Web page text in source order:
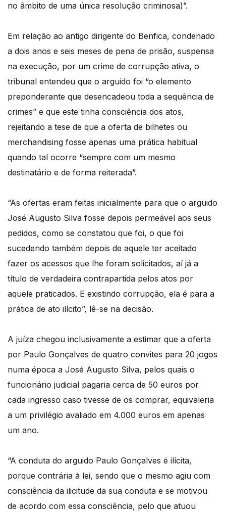
no âmbito de uma única resolução criminosa)”.
Em relação ao antigo dirigente do Benfica, condenado
a dois anos e seis meses de pena de prisão, suspensa
na execução, por um crime de corrupção ativa, o
tribunal entendeu que o arguido foi “o elemento
preponderante que desencadeou toda a sequência de
crimes” e que este tinha consciência dos atos,
rejeitando a tese de que a oferta de bilhetes ou
merchandising fosse apenas uma prática habitual
quando tal ocorre “sempre com um mesmo
destinatário e de forma reiterada”.
“As ofertas eram feitas inicialmente para que o arguido
José Augusto Silva fosse depois permeável aos seus
pedidos, como se constatou que foi, o que foi
sucedendo também depois de aquele ter aceitado
fazer os acessos que lhe foram solicitados, aí já a
título de verdadeira contrapartida pelos atos por
aquele praticados. E existindo corrupção, ela é para a
prática de ato ilícito”, lê-se na decisão.
A juíza chegou inclusivamente a estimar que a oferta
por Paulo Gonçalves de quatro convites para 20 jogos
numa época a José Augusto Silva, pelos quais o
funcionário judicial pagaria cerca de 50 euros por
cada ingresso caso tivesse de os comprar, equivaleria
a um privilégio avaliado em 4.000 euros em apenas
um ano.
“A conduta do arguido Paulo Gonçalves é ilícita,
porque contrária à lei, sendo que o mesmo agiu com
consciência da ilicitude da sua conduta e se motivou
de acordo com essa consciência, pelo que atuou